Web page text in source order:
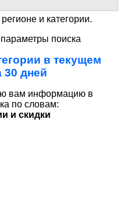
и категории.
поиска
в текущем
30 дней
вам информацию в
по словам:
и скидки